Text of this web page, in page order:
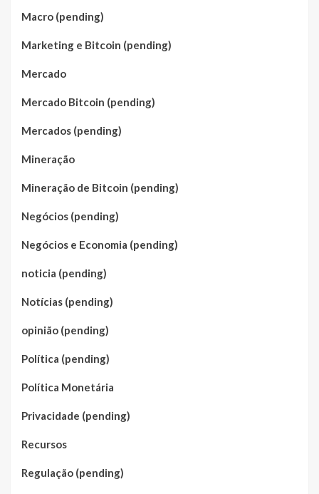
Macro (pending)
Marketing e Bitcoin (pending)
Mercado
Mercado Bitcoin (pending)
Mercados (pending)
Mineração
Mineração de Bitcoin (pending)
Negócios (pending)
Negócios e Economia (pending)
noticia (pending)
Notícias (pending)
opinião (pending)
Política (pending)
Política Monetária
Privacidade (pending)
Recursos
Regulação (pending)